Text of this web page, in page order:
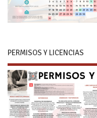
PERMISOS Y LICENCIAS